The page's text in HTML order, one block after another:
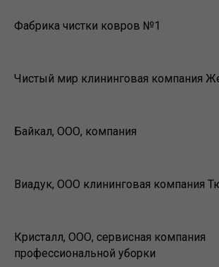
Фабрика чистки ковров №1
Чистый мир клининговая компания
Байкал, ООО, компания
Виадук, ООО клининговая компания
Кристалл, ООО, сервисная компания
профессиональной уборки